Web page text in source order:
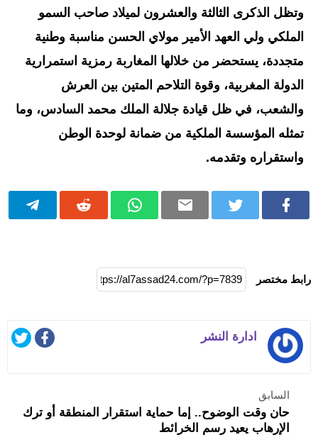
وتظل الذكرى الثالثة والعشرون لميلاد صاحب السمو
الملكي ولي العهد الأمير مولاي الحسن مناسبة وطنية
متجددة، يستحضر من خلالها المغاربة رمزية استمرارية
الدولة المغربية، وقوة التلاحم المتين بين العرش
والشعب، في ظل قيادة جلالة الملك محمد السادس، وما
تمثله المؤسسة الملكية من ضمانة لوحدة الوطن
واستقراره وتقدمه.
رابط مختصر
ادارة النشر
السابق
حان وقت الوضوح.. إما حماية استقرار المنطقة أو ترك
الإرهاب يعيد رسم الخرائط